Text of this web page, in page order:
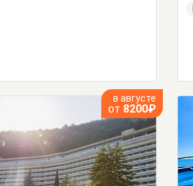
в августе
от 8200₽